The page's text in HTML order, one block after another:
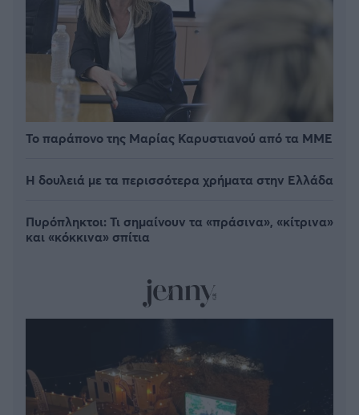
Το παράπονο της Μαρίας Καρυστιανού από τα ΜΜΕ
Η δουλειά με τα περισσότερα χρήματα στην Ελλάδα
Πυρόπληκτοι: Τι σημαίνουν τα «πράσινα», «κίτρινα»
και «κόκκινα» σπίτια